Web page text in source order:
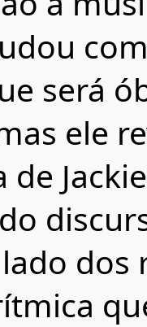
será
ele
de
dos